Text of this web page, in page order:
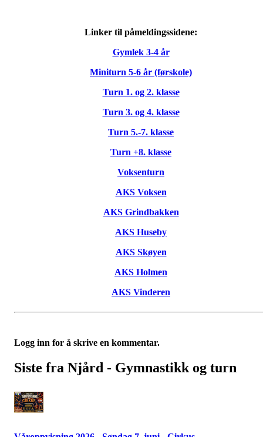
Linker til påmeldingssidene:
Gymlek 3-4 år
Miniturn 5-6 år (førskole)
Turn 1. og 2. klasse
Turn 3. og 4. klasse
Turn 5.-7. klasse
Turn +8. klasse
Voksenturn
AKS Voksen
AKS Grindbakken
AKS Huseby
AKS Skøyen
AKS Holmen
AKS Vinderen
Logg inn for å skrive en kommentar.
Siste fra Njård - Gymnastikk og turn